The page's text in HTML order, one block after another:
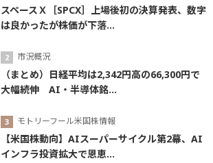
スペースＸ［SPCX］上場後初の決算発表、数字
は良かったが株価が下落...
市況概況
（まとめ）日経平均は2,342円高の66,300円で
大幅続伸 AI・半導体銘...
モトリーフール米国株情報
【米国株動向】AIスーパーサイクル第2幕、AI
インフラ投資拡大で恩恵...